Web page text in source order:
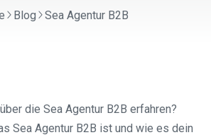
Blog Sea Agentur B2B
die Sea Agentur B2B erfahren?
Sea Agentur B2B ist und wie es dein